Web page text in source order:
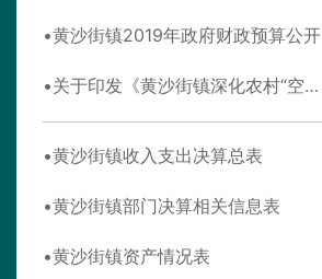
黄沙街镇2019年政府财政预算公开
关于印发《黄沙街镇深化农村“空心房”整治推进村庄清洁行动集中攻坚工作实施方案》的通知
黄沙街镇收入支出决算总表
黄沙街镇部门决算相关信息表
黄沙街镇资产情况表